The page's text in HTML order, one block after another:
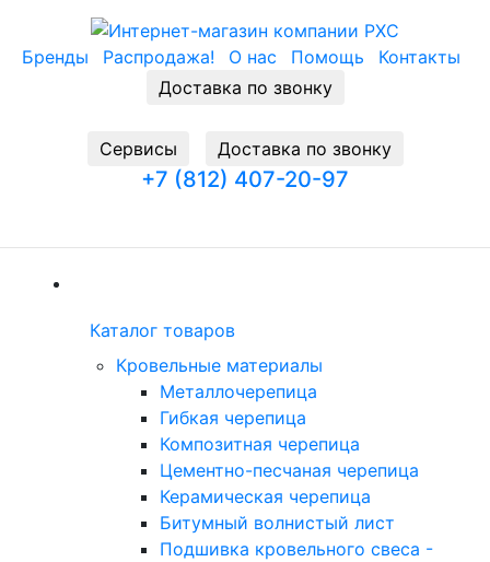
Бренды Распродажа! О нас Помощь
Контакты
Доставка по звонку
Cервисы Доставка по звонку
+7 (812) 407-20-97
Каталог товаров
Кровельные материалы
Металлочерепица
Гибкая черепица
Композитная черепица
Цементно-песчаная черепица
Керамическая черепица
Битумный волнистый лист
Подшивка кровельного свеса -